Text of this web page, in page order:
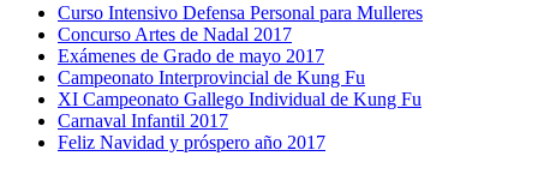
Curso Intensivo Defensa Personal para Mulleres
Concurso Artes de Nadal 2017
Exámenes de Grado de mayo 2017
Campeonato Interprovincial de Kung Fu
XI Campeonato Gallego Individual de Kung Fu
Carnaval Infantil 2017
Feliz Navidad y próspero año 2017